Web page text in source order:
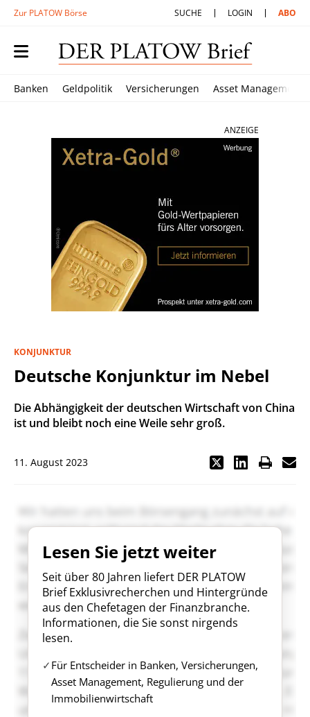
Zur PLATOW Börse SUCHE LOGIN ABO
Banken Geldpolitik Versicherungen Asset Management
ANZEIGE
KONJUNKTUR
Deutsche Konjunktur im Nebel
Die Abhängigkeit der deutschen Wirtschaft von China
ist und bleibt noch eine Weile sehr groß.
11. August 2023
Lesen Sie jetzt weiter
Seit über 80 Jahren liefert DER PLATOW
Brief Exklusivrecherchen und Hintergründe
aus den Chefetagen der Finanzbranche.
Informationen, die Sie sonst nirgends
lesen.
Für Entscheider in Banken, Versicherungen,
Asset Management, Regulierung und der
Immobilienwirtschaft